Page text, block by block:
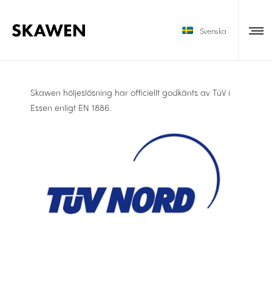
Svenska
Skawen höljeslösning har officiellt godkänts av TüV i
Essen enligt EN 1886.